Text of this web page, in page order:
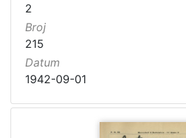
2
Broj
215
Datum
1942-09-01